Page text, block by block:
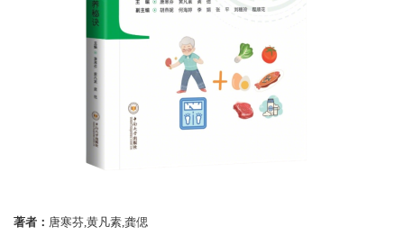
著者： 唐寒芬,黄凡素,龚偲